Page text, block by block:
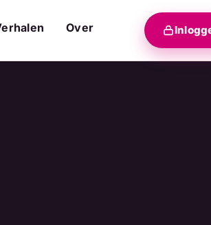
Over